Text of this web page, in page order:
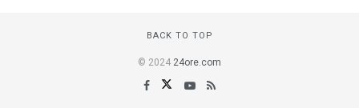
BACK TO TOP
© 2024 24ore.com